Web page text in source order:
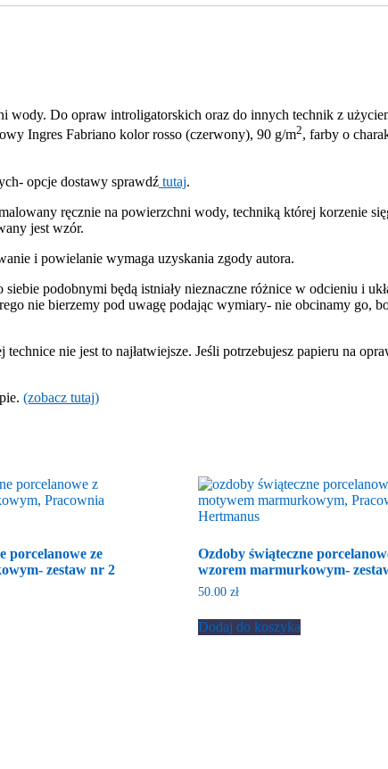
wody. Do opraw introligatorskich oraz do innych technik z
Ingres Fabriano kolor rosso (czerwony), 90 g/m2, farby o
opcje dostawy sprawdź tutaj.
ręcznie na powierzchni wody, techniką której korzenie
jest wzór.
i powielanie wymaga uzyskania zgody autora.
podobnymi będą istniały nieznaczne różnice w odcieniu i
nie bierzemy pod uwagę podając wymiary- nie obcinamy go,
nie jest to najłatwiejsze. Jeśli potrzebujesz papieru na
(zobacz tutaj)
porcelanowe ze
zestaw nr 2
Ozdoby świąteczne
wzorem marmurkowym-
50.00 zł
Dodaj do koszyka